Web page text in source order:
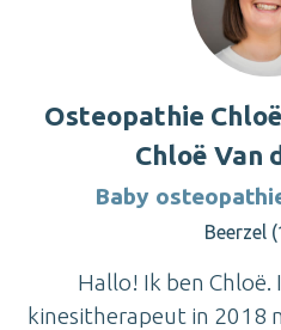
Osteopathie
Chloë Van
Baby
Beerzel
Hallo! Ik ben Chloë.
kinesitherapeut in 2018